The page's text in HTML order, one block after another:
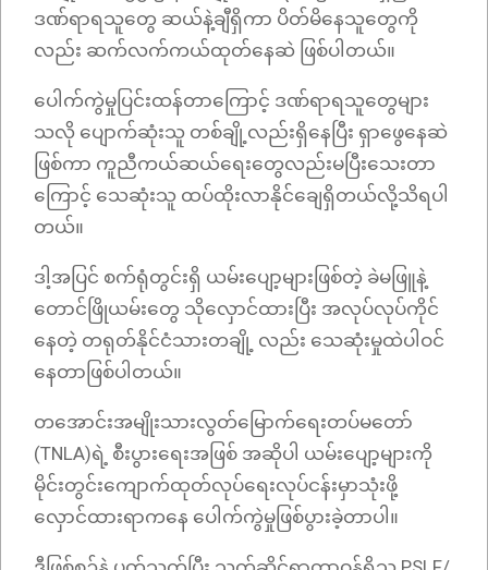
ဒဏ်ရာရသူတွေ ဆယ်နဲ့ချီရှိကာ ပိတ်မိနေသူတွေကို
လည်း ဆက်လက်ကယ်ထုတ်နေဆဲ ဖြစ်ပါတယ်။
ပေါက်ကွဲမှုပြင်းထန်တာကြောင့် ဒဏ်ရာရသူတွေများ
သလို ပျောက်ဆုံးသူ တစ်ချို့လည်းရှိနေပြီး ရှာဖွေနေဆဲ
ဖြစ်ကာ ကူညီကယ်ဆယ်ရေးတွေလည်းမပြီးသေးတာ
ကြောင့် သေဆုံးသူ ထပ်ထိုးလာနိုင်ချေရှိတယ်လို့သိရပါ
တယ်။
ဒါ့အပြင် စက်ရုံတွင်းရှိ ယမ်းပျော့များဖြစ်တဲ့ ခဲမဖြူနဲ့
တောင်ဖြိုယမ်းတွေ သိုလှောင်ထားပြီး အလုပ်လုပ်ကိုင်
နေတဲ့ တရုတ်နိုင်ငံသားတချို့ လည်း သေဆုံးမှုထဲပါဝင်
နေတာဖြစ်ပါတယ်။
တအောင်းအမျိုးသားလွတ်မြောက်ရေးတပ်မတော်
(TNLA)ရဲ့ စီးပွားရေးအဖြစ် အဆိုပါ ယမ်းပျော့များကို
မိုင်းတွင်းကျောက်ထုတ်လုပ်ရေးလုပ်ငန်းမှာသုံးဖို့
လှောင်ထားရာကနေ ပေါက်ကွဲမှုဖြစ်ပွားခဲ့တာပါ။